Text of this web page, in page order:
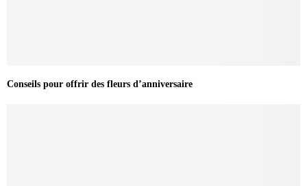
Conseils pour offrir des fleurs d’anniversaire